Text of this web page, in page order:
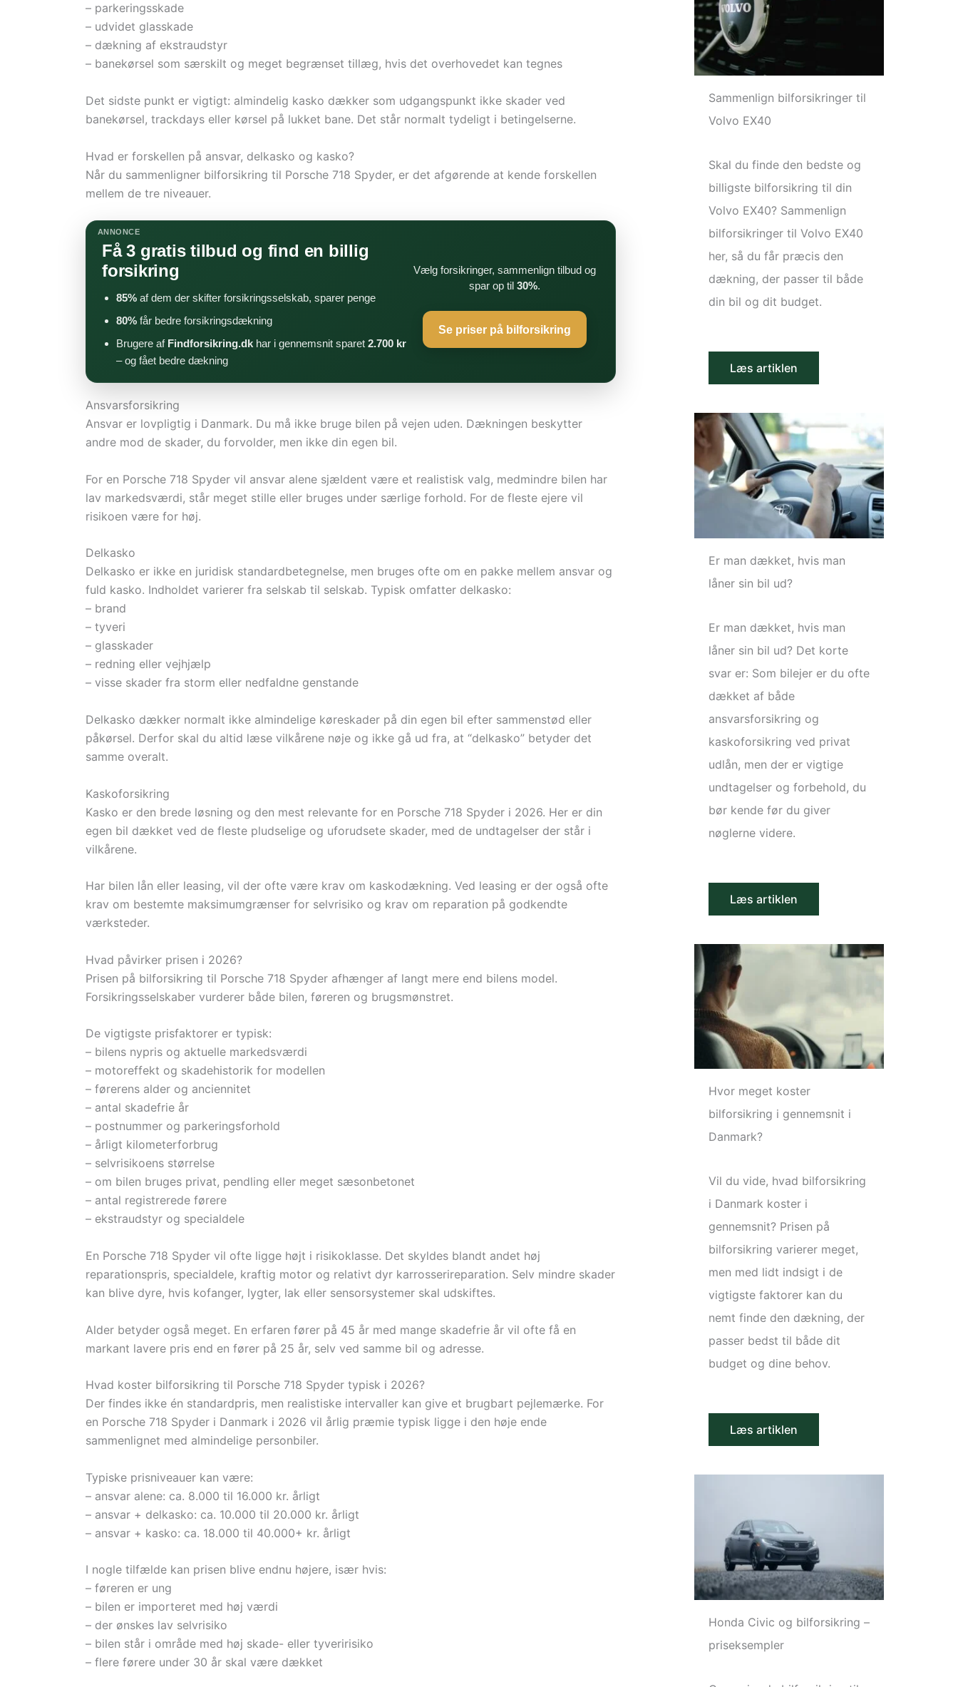
– parkeringsskade
– udvidet glasskade
– dækning af ekstraudstyr
– banekørsel som særskilt og meget begrænset tillæg, hvis det overhovedet kan tegnes
Det sidste punkt er vigtigt: almindelig kasko dækker som udgangspunkt ikke skader ved
banekørsel, trackdays eller kørsel på lukket bane. Det står normalt tydeligt i betingelserne.
Hvad er forskellen på ansvar, delkasko og kasko?
Når du sammenligner bilforsikring til Porsche 718 Spyder, er det afgørende at kende forskellen
mellem de tre niveauer.
ANNONCE
Få 3 gratis tilbud og find en billig
forsikring
85% af dem der skifter forsikringsselskab, sparer penge
80% får bedre forsikringsdækning
Brugere af Findforsikring.dk har i gennemsnit sparet 2.700 kr
– og fået bedre dækning
Vælg forsikringer, sammenlign tilbud og
spar op til30%.
Se priser på bilforsikring
Ansvarsforsikring
Ansvar er lovpligtig i Danmark. Du må ikke bruge bilen på vejen uden. Dækningen beskytter
andre mod de skader, du forvolder, men ikke din egen bil.
For en Porsche 718 Spyder vil ansvar alene sjældent være et realistisk valg, medmindre bilen har
lav markedsværdi, står meget stille eller bruges under særlige forhold. For de fleste ejere vil
risikoen være for høj.
Delkasko
Delkasko er ikke en juridisk standardbetegnelse, men bruges ofte om en pakke mellem ansvar og
fuld kasko. Indholdet varierer fra selskab til selskab. Typisk omfatter delkasko:
– brand
– tyveri
– glasskader
– redning eller vejhjælp
– visse skader fra storm eller nedfaldne genstande
Delkasko dækker normalt ikke almindelige køreskader på din egen bil efter sammenstød eller
påkørsel. Derfor skal du altid læse vilkårene nøje og ikke gå ud fra, at “delkasko” betyder det
samme overalt.
Kaskoforsikring
Kasko er den brede løsning og den mest relevante for en Porsche 718 Spyder i 2026. Her er din
egen bil dækket ved de fleste pludselige og uforudsete skader, med de undtagelser der står i
vilkårene.
Har bilen lån eller leasing, vil der ofte være krav om kaskodækning. Ved leasing er der også ofte
krav om bestemte maksimumgrænser for selvrisiko og krav om reparation på godkendte
værksteder.
Hvad påvirker prisen i 2026?
Prisen på bilforsikring til Porsche 718 Spyder afhænger af langt mere end bilens model.
Forsikringsselskaber vurderer både bilen, føreren og brugsmønstret.
De vigtigste prisfaktorer er typisk:
– bilens nypris og aktuelle markedsværdi
– motoreffekt og skadehistorik for modellen
– førerens alder og anciennitet
– antal skadefrie år
– postnummer og parkeringsforhold
– årligt kilometerforbrug
– selvrisikoens størrelse
– om bilen bruges privat, pendling eller meget sæsonbetonet
– antal registrerede førere
– ekstraudstyr og specialdele
En Porsche 718 Spyder vil ofte ligge højt i risikoklasse. Det skyldes blandt andet høj
reparationspris, specialdele, kraftig motor og relativt dyr karrosserireparation. Selv mindre skader
kan blive dyre, hvis kofanger, lygter, lak eller sensorsystemer skal udskiftes.
Alder betyder også meget. En erfaren fører på 45 år med mange skadefrie år vil ofte få en
markant lavere pris end en fører på 25 år, selv ved samme bil og adresse.
Hvad koster bilforsikring til Porsche 718 Spyder typisk i 2026?
Der findes ikke én standardpris, men realistiske intervaller kan give et brugbart pejlemærke. For
en Porsche 718 Spyder i Danmark i 2026 vil årlig præmie typisk ligge i den høje ende
sammenlignet med almindelige personbiler.
Typiske prisniveauer kan være:
– ansvar alene: ca. 8.000 til 16.000 kr. årligt
– ansvar + delkasko: ca. 10.000 til 20.000 kr. årligt
– ansvar + kasko: ca. 18.000 til 40.000+ kr. årligt
I nogle tilfælde kan prisen blive endnu højere, især hvis:
– føreren er ung
– bilen er importeret med høj værdi
– der ønskes lav selvrisiko
– bilen står i område med høj skade- eller tyveririsiko
– flere førere under 30 år skal være dækket
Sammenlign bilforsikringer til
Volvo EX40
Skal du finde den bedste og
billigste bilforsikring til din
Volvo EX40? Sammenlign
bilforsikringer til Volvo EX40
her, så du får præcis den
dækning, der passer til både
din bil og dit budget.
Læs artiklen
Er man dækket, hvis man
låner sin bil ud?
Er man dækket, hvis man
låner sin bil ud? Det korte
svar er: Som bilejer er du ofte
dækket af både
ansvarsforsikring og
kaskoforsikring ved privat
udlån, men der er vigtige
undtagelser og forbehold, du
bør kende før du giver
nøglerne videre.
Læs artiklen
Hvor meget koster
bilforsikring i gennemsnit i
Danmark?
Vil du vide, hvad bilforsikring
i Danmark koster i
gennemsnit? Prisen på
bilforsikring varierer meget,
men med lidt indsigt i de
vigtigste faktorer kan du
nemt finde den dækning, der
passer bedst til både dit
budget og dine behov.
Læs artiklen
Honda Civic og bilforsikring –
priseksempler